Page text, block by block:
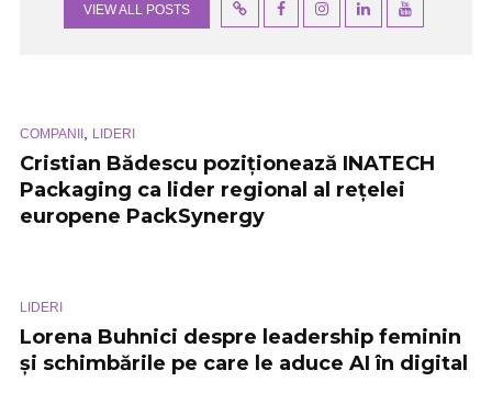
VIEW ALL POSTS
COMPANII LIDERI
Cristian Bădescu poziționează INATECH
Packaging ca lider regional al rețelei
europene PackSynergy
LIDERI
Lorena Buhnici despre leadership feminin
și schimbările pe care le aduce AI în digital